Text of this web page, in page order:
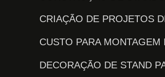
CRIAÇÃO DE PROJETOS
CUSTO PARA
DECORAÇÃO DE STAND